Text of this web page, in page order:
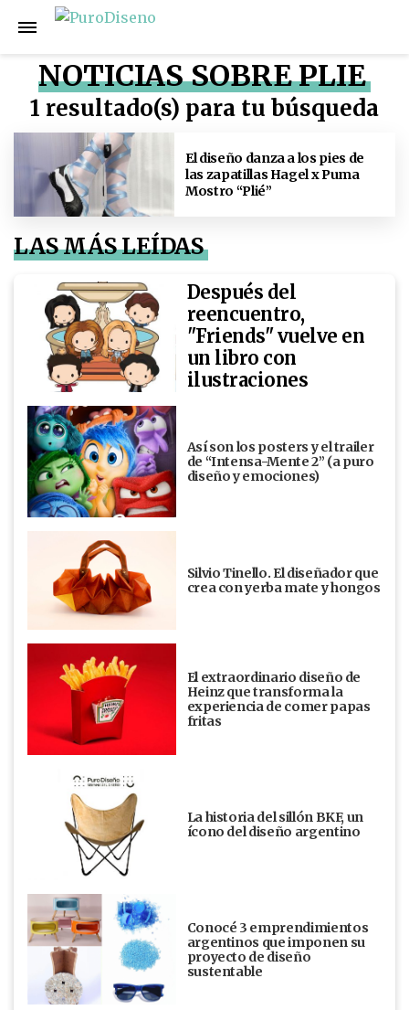
NOTICIAS SOBRE PLIE
1 resultado(s) para tu búsqueda
El diseño danza a los pies de
las zapatillas Hagel x Puma
Mostro “Plié”
LAS MÁS LEÍDAS
Después del
reencuentro,
"Friends" vuelve en
un libro con
ilustraciones
Así son los posters y el trailer
de “Intensa-Mente 2” (a puro
diseño y emociones)
Silvio Tinello. El diseñador que
crea con yerba mate y hongos
El extraordinario diseño de
Heinz que transforma la
experiencia de comer papas
fritas
La historia del sillón BKF, un
ícono del diseño argentino
Conocé 3 emprendimientos
argentinos que imponen su
proyecto de diseño
sustentable